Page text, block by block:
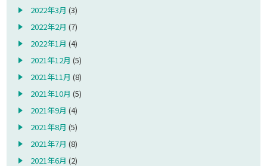
2022年3月 (3)
2022年2月 (7)
2022年1月 (4)
2021年12月 (5)
2021年11月 (8)
2021年10月 (5)
2021年9月 (4)
2021年8月 (5)
2021年7月 (8)
2021年6月 (2)